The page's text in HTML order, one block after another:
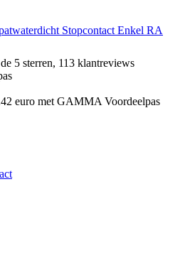
Stopcontact Enkel RA
5 sterren, 113 klantreviews
euro met GAMMA Voordeelpas